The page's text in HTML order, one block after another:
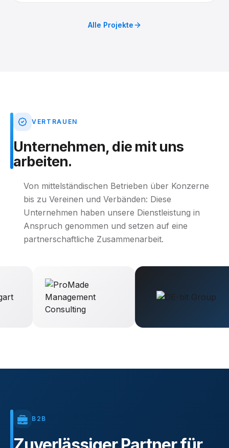
Alle Projekte
VERTRAUEN
Unternehmen, die mit uns
arbeiten.
Von mittelständischen Betrieben über Konzerne
bis zu Vereinen und Verbänden: Diese
Unternehmen haben unsere Dienstleistung in
Anspruch genommen und setzen auf eine
partnerschaftliche Zusammenarbeit.
B2B